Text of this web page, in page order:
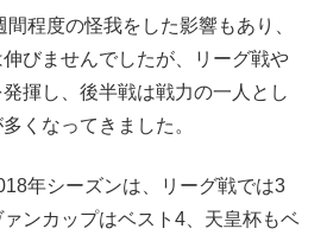
程度の怪我をした影響もあり、
びませんでしたが、リーグ戦や
揮し、後半戦は戦力の一人とし
くなってきました。
年シーズンは、リーグ戦では3
ンカップはベスト4、天皇杯もベ